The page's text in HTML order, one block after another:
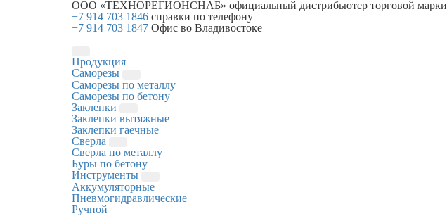
ООО «ТЕХНОРЕГИОНСНАБ» официальный дистрибьютер торговой марки
+7 914 703 1846 справки по телефону
+7 914 703 1847 Офис во Владивостоке
Продукция
Саморезы
Саморезы по металлу
Саморезы по бетону
Заклепки
Заклепки вытяжные
Заклепки гаечные
Сверла
Сверла по металлу
Буры по бетону
Инструменты
Аккумуляторные
Пневмогидравлические
Ручной